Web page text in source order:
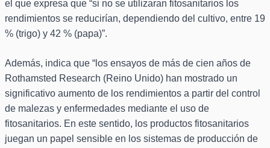
el que expresa que “si no se utilizaran fitosanitarios los
rendimientos se reducirían, dependiendo del cultivo, entre 19
% (trigo) y 42 % (papa)”.
Además, indica que “los ensayos de más de cien años de
Rothamsted Research (Reino Unido) han mostrado un
significativo aumento de los rendimientos a partir del control
de malezas y enfermedades mediante el uso de
fitosanitarios. En este sentido, los productos fitosanitarios
juegan un papel sensible en los sistemas de producción de